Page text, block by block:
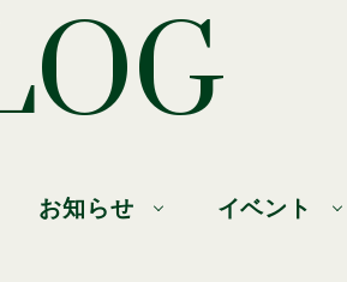
お知らせ イベント